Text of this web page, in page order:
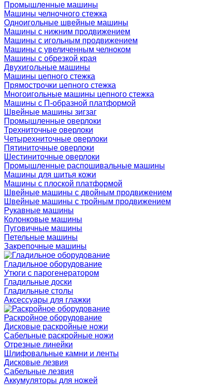
Промышленные машины
Машины челночного стежка
Одноигольные швейные машины
Машины с нижним продвижением
Машины с игольным продвижением
Машины с увеличенным челноком
Машины с обрезкой края
Двухигольные машины
Машины цепного стежка
Прямострочки цепного стежка
Многоигольные машины цепного стежка
Машины с П-образной платформой
Швейные машины зигзаг
Промышленные оверлоки
Трехниточные оверлоки
Четырехниточные оверлоки
Пятиниточные оверлоки
Шестиниточные оверлоки
Промышленные распошивальные машины
Машины для шитья кожи
Машины с плоской платформой
Швейные машины с двойным продвижением
Швейные машины с тройным продвижением
Рукавные машины
Колонковые машины
Пуговичные машины
Петельные машины
Закрепочные машины
Гладильное оборудование
Утюги с парогенератором
Гладильные доски
Гладильные столы
Аксессуары для глажки
Раскройное оборудование
Дисковые раскройные ножи
Сабельные раскройные ножи
Отрезные линейки
Шлифовальные камни и ленты
Дисковые лезвия
Сабельные лезвия
Аккумуляторы для ножей